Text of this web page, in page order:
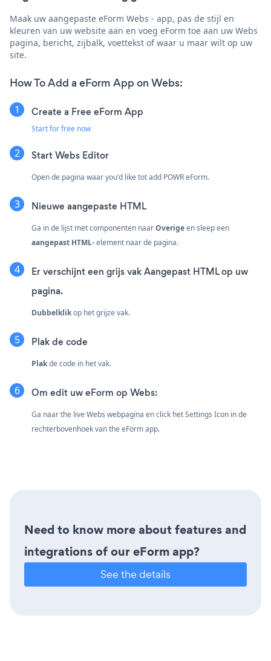
Maak uw aangepaste eForm Webs - app, pas de stijl en
kleuren van uw website aan en voeg eForm toe aan uw Webs
pagina, bericht, zijbalk, voettekst of waar u maar wilt op uw
site.
How To Add a eForm App on Webs:
Create a Free eForm App
Start for free now
Start Webs Editor
Open de pagina waar you'd like tot add POWR eForm.
Nieuwe aangepaste HTML
Ga in de lijst met componenten naarOverigeen sleep een
aangepast HTML-element naar de pagina.
Er verschijnt een grijs vak Aangepast HTML op uw
pagina.
Dubbelklikop het grijze vak.
Plak de code
Plakde code in het vak.
Om edit uw eForm op Webs:
Ga naar the live Webs webpagina en click het Settings Icon in de
rechterbovenhoek van the eForm app.
Need to know more about features and
integrations of our eForm app?
See the details